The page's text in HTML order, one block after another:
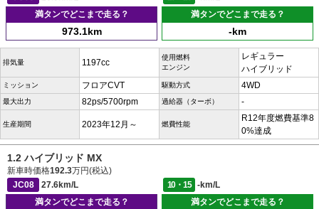
満タンでどこまで走る？
973.1km
満タンでどこまで走る？
-km
排気量 1197cc
使用燃料
エンジン
レギュラー
ハイブリッド
ミッション フロアCVT 駆動方式 4WD
最大出力 82ps/5700rpm 過給器（ターボ） -
生産期間 2023年12月～ 燃費性能
R12年度燃費基準8
0%達成
1.2 ハイブリッド MX
新車時価格192.3万円(税込)
JC08
27.6km/L 10・15
-km/L
満タンでどこまで走る？
満タンでどこまで走る？